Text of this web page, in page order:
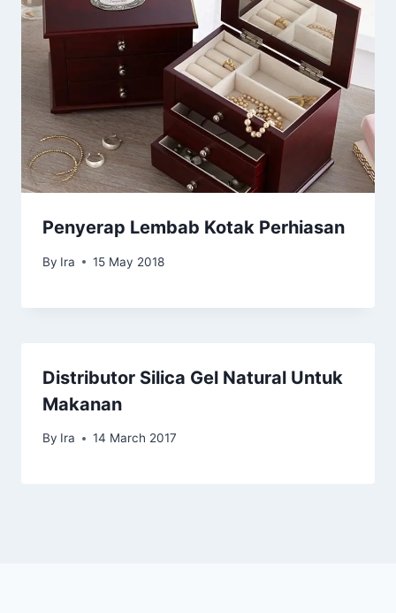
Penyerap Lembab Kotak Perhiasan
By Ira 15 May 2018
Distributor Silica Gel Natural Untuk
Makanan
By Ira 14 March 2017